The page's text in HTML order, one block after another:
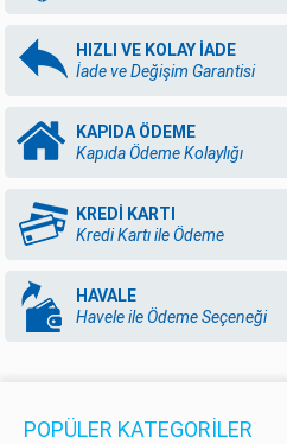
HIZLI VE KOLAY İADE
İade ve Değişim Garantisi
KAPIDA ÖDEME
Kapıda Ödeme Kolaylığı
KREDİ KARTI
Kredi Kartı ile Ödeme
HAVALE
Havele ile Ödeme Seçeneği
POPÜLER KATEGORILER